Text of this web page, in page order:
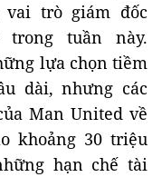
trò giám đốc
tuần này.
lựa chọn tiềm
dài, nhưng các
Man United về
khoảng 30 triệu
hạn chế tài